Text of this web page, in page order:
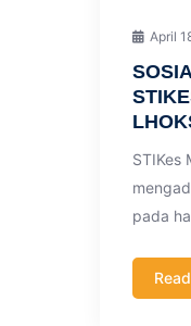
April
STIKes
pada